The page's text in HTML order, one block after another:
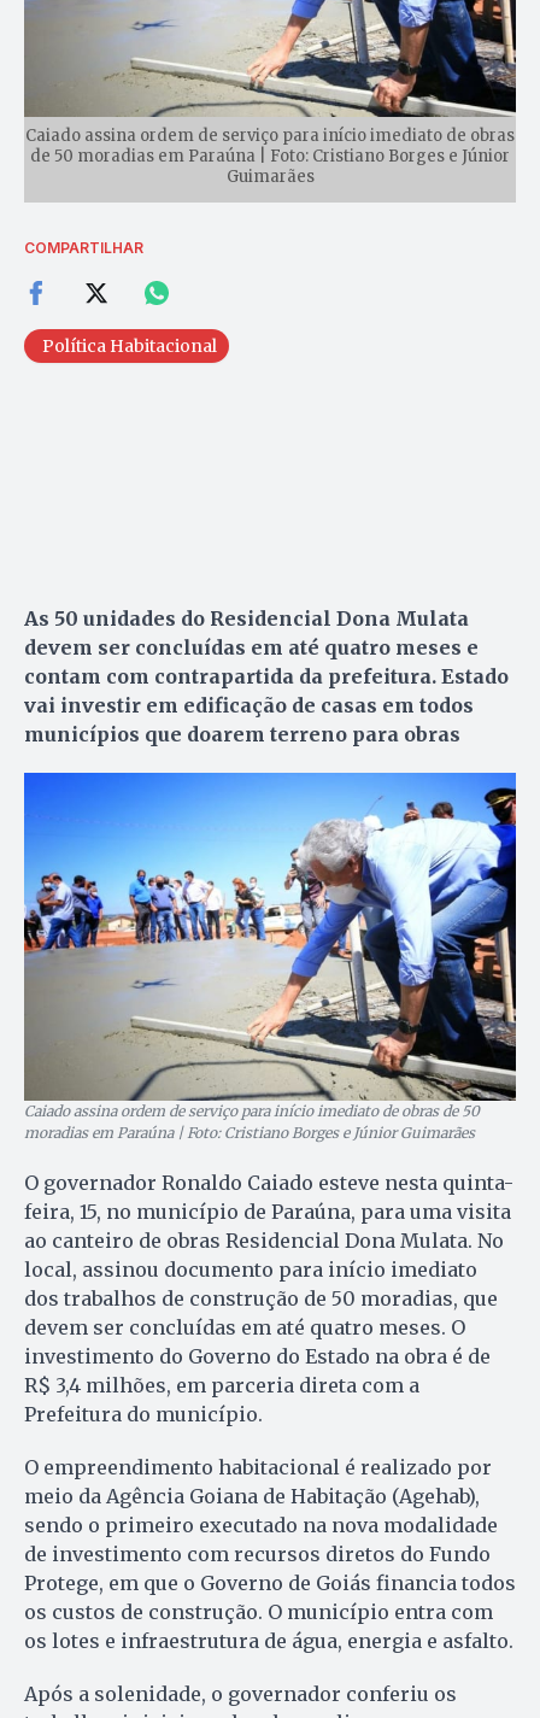
Caiado assina ordem de serviço para início imediato de obras
de 50 moradias em Paraúna | Foto: Cristiano Borges e Júnior
Guimarães
COMPARTILHAR
Política Habitacional
As 50 unidades do Residencial Dona Mulata
devem ser concluídas em até quatro meses e
contam com contrapartida da prefeitura. Estado
vai investir em edificação de casas em todos
municípios que doarem terreno para obras
Caiado assina ordem de serviço para início imediato de obras de 50
moradias em Paraúna | Foto: Cristiano Borges e Júnior Guimarães
O governador Ronaldo Caiado esteve nesta quinta-
feira, 15, no município de Paraúna, para uma visita
ao canteiro de obras Residencial Dona Mulata. No
local, assinou documento para início imediato
dos trabalhos de construção de 50 moradias, que
devem ser concluídas em até quatro meses. O
investimento do Governo do Estado na obra é de
R$ 3,4 milhões, em parceria direta com a
Prefeitura do município.
O empreendimento habitacional é realizado por
meio da Agência Goiana de Habitação (Agehab),
sendo o primeiro executado na nova modalidade
de investimento com recursos diretos do Fundo
Protege, em que o Governo de Goiás financia todos
os custos de construção. O município entra com
os lotes e infraestrutura de água, energia e asfalto.
Após a solenidade, o governador conferiu os